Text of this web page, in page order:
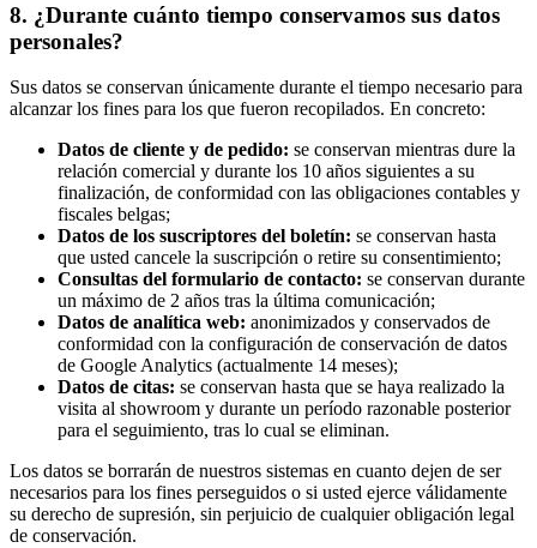
8. ¿Durante cuánto tiempo conservamos sus datos
personales?
Sus datos se conservan únicamente durante el tiempo necesario para
alcanzar los fines para los que fueron recopilados. En concreto:
Datos de cliente y de pedido: se conservan mientras dure la
relación comercial y durante los 10 años siguientes a su
finalización, de conformidad con las obligaciones contables y
fiscales belgas;
Datos de los suscriptores del boletín: se conservan hasta
que usted cancele la suscripción o retire su consentimiento;
Consultas del formulario de contacto: se conservan durante
un máximo de 2 años tras la última comunicación;
Datos de analítica web: anonimizados y conservados de
conformidad con la configuración de conservación de datos
de Google Analytics (actualmente 14 meses);
Datos de citas: se conservan hasta que se haya realizado la
visita al showroom y durante un período razonable posterior
para el seguimiento, tras lo cual se eliminan.
Los datos se borrarán de nuestros sistemas en cuanto dejen de ser
necesarios para los fines perseguidos o si usted ejerce válidamente
su derecho de supresión, sin perjuicio de cualquier obligación legal
de conservación.